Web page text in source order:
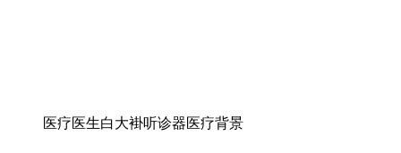
医疗医生白大褂听诊器医疗背景